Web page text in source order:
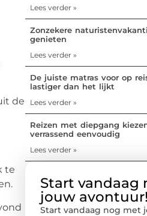
de
te
Lees verder »
Zonzekere
genieten
Lees verder »
De juiste matras voor op
lastiger dan het lijkt
Lees verder »
Reizen met diepgang
verrassend eenvoudig
Lees verder »
Start vandaag
jouw avontuur!
Start vandaag nog met